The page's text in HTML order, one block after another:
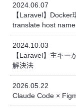
2024.06.07
【Laravel】
translate host
2024.10.03
【Laravel】主キー
解決法
2026.05.22
Claude Code ×